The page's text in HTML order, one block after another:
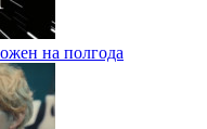
на полгода